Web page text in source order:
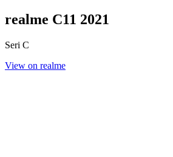
realme C11 2021
Seri C
View on realme